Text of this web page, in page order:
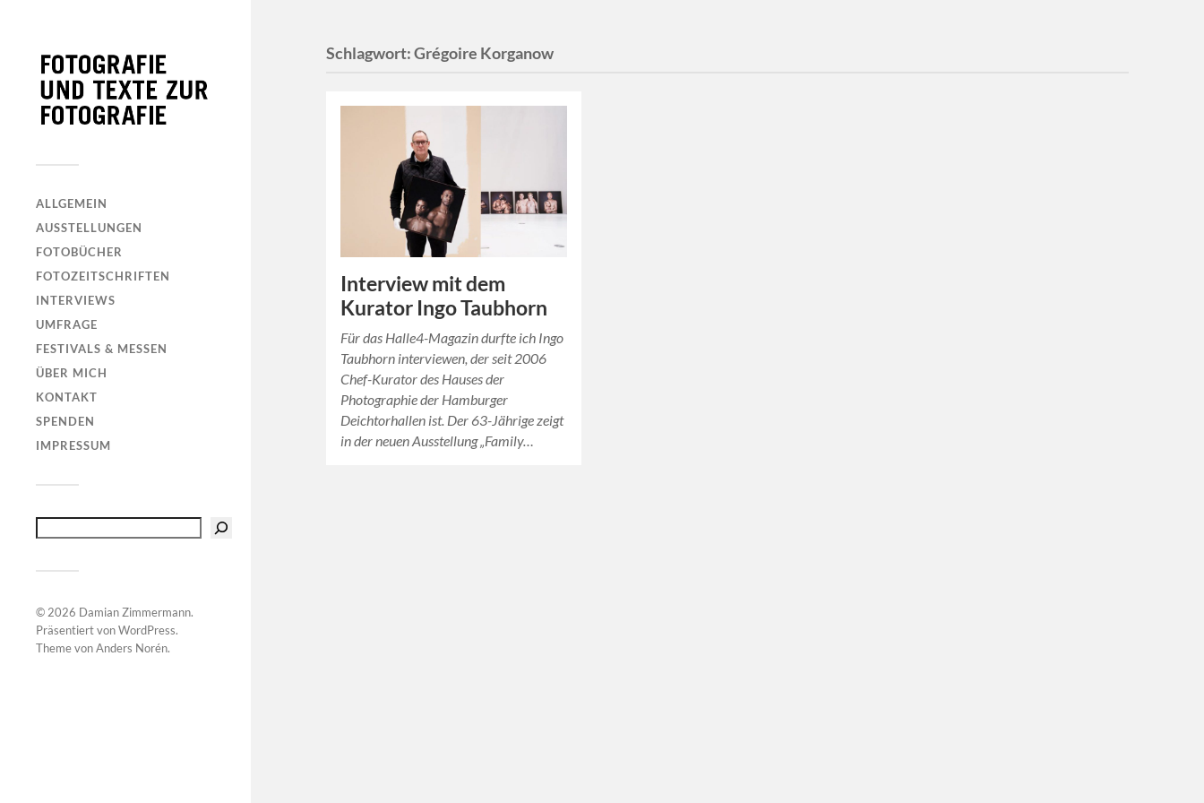
ALLGEMEIN
AUSSTELLUNGEN
FOTOBÜCHER
FOTOZEITSCHRIFTEN
INTERVIEWS
UMFRAGE
FESTIVALS & MESSEN
ÜBER MICH
KONTAKT
SPENDEN
IMPRESSUM
© 2026 Damian Zimmermann.
Präsentiert vonWordPress.
Theme vonAnders Norén.
Schlagwort:Grégoire Korganow
Interview mit dem
Kurator Ingo Taubhorn
Für das Halle4-Magazin durfte ich Ingo
Taubhorn interviewen, der seit 2006
Chef-Kurator des Hauses der
Photographie der Hamburger
Deichtorhallen ist. Der 63-Jährige zeigt
in der neuen Ausstellung „Family…